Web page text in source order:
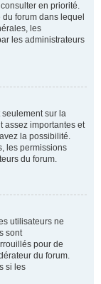
en priorité.
forum dans lequel
les
les administrateurs
sur la
assez importantes et
la possibilité.
les permissions
du forum.
utilisateurs ne
sont
pour de
du forum.
si les